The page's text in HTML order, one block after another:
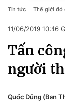
Chuyên mục
Chính trị
Chính trị
Pháp luật
Kinh tế
Thể thao
Truyền
Y tế
Tin tức Thế giới đó
11/06/2019 10:46
Tấn
người
Quốc Dũng (Ban